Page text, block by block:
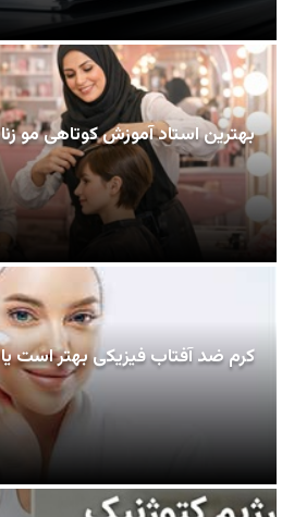
بهترین استاد آموزش کوتاهی مو
کرم ضد آفتاب فیزیکی بهتر است